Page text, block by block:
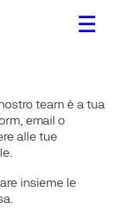
team è a tua
email o
alle tue
insieme le